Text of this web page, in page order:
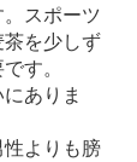
スポーツ
茶を少しず
す。
ありま
よりも膀